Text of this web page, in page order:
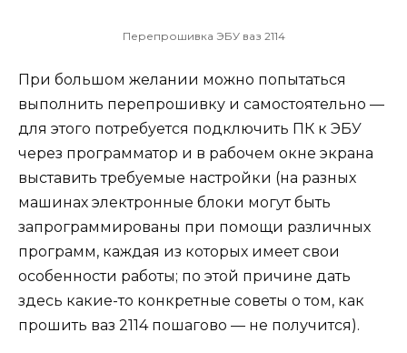
Перепрошивка ЭБУ ваз 2114
При большом желании можно попытаться
выполнить перепрошивку и самостоятельно —
для этого потребуется подключить ПК к ЭБУ
через программатор и в рабочем окне экрана
выставить требуемые настройки (на разных
машинах электронные блоки могут быть
запрограммированы при помощи различных
программ, каждая из которых имеет свои
особенности работы; по этой причине дать
здесь какие-то конкретные советы о том, как
прошить ваз 2114 пошагово — не получится).